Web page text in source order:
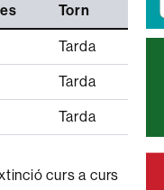
Torn
Tarda
Tarda
Tarda
curs a curs